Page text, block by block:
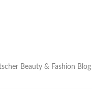
Beauty & Fashion Blog